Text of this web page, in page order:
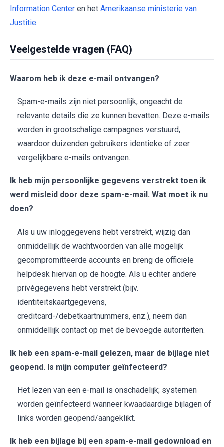
Information Center en het Amerikaanse ministerie van
Justitie.
Veelgestelde vragen (FAQ)
Waarom heb ik deze e-mail ontvangen?
Spam-e-mails zijn niet persoonlijk, ongeacht de
relevante details die ze kunnen bevatten. Deze e-mails
worden in grootschalige campagnes verstuurd,
waardoor duizenden gebruikers identieke of zeer
vergelijkbare e-mails ontvangen.
Ik heb mijn persoonlijke gegevens verstrekt toen ik
werd misleid door deze spam-e-mail. Wat moet ik nu
doen?
Als u uw inloggegevens hebt verstrekt, wijzig dan
onmiddellijk de wachtwoorden van alle mogelijk
gecompromitteerde accounts en breng de officiële
helpdesk hiervan op de hoogte. Als u echter andere
privégegevens hebt verstrekt (bijv.
identiteitskaartgegevens,
creditcard-/debetkaartnummers, enz.), neem dan
onmiddellijk contact op met de bevoegde autoriteiten.
Ik heb een spam-e-mail gelezen, maar de bijlage niet
geopend. Is mijn computer geïnfecteerd?
Het lezen van een e-mail is onschadelijk; systemen
worden geïnfecteerd wanneer kwaadaardige bijlagen of
links worden geopend/aangeklikt.
Ik heb een bijlage bij een spam-e-mail gedownload en